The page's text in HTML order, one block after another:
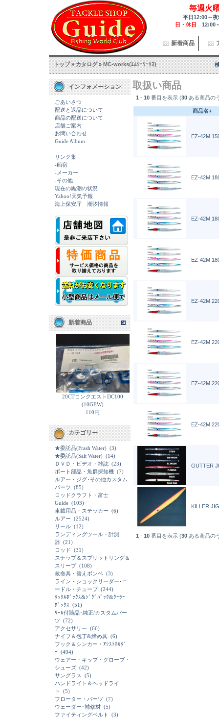
毎週火
平日12:00～
日・休日 12:00
新着商品
トップ»カタログ»MC-works(ｴﾑｼｰﾜｰｸｽ)
インフォメーション
ごあいさつ
配送と返品について
商品の配送について
店舗ご案内
お問い合わせ
Guide Album
リンク集
-船宿
-メーカー
-その他
現在の黒潮の状況
Yahoo!天気予報
海上保安庁 潮汐情報
新着商品
20CTコンクエストDC100
(10GEW)
110円
カテゴリー
★委託品(Frash Water) (3)
★委託品(Salt Water) (14)
ＤＶＤ・ビデオ・雑誌 (23)
ボート部品・魚群探知機 (7)
ルアー・ジグ･その他カスタム
パーツ (85)
ロッドクラフト・富士
Guide (103)
車載用品・ステッカー (6)
ルアー (2524)
リール (12)
ランディングツール・計測
器 (21)
ロッド (31)
スナップ＆スプリットリング＆
スリーブ (108)
救命具・替えボンベ (3)
ライン・ショックリーダー･ニ
ードル・チューブ (244)
ﾀｯｸﾙﾎﾞｯｸｽ&ｼﾞｸﾞﾊﾞｯｸ&ｸｰﾗｰ
ﾎﾞｯｸｽ (51)
ﾘｰﾙ付随品･純正/カスタムパー
ツ (72)
アクセサリー (66)
ナイフ＆包丁&締め具 (6)
フック＆シンカー・ｱｼｽﾄﾎﾙﾀﾞ
ｰ (494)
ウェアー・キップ・グローブ・
シューズ (42)
サングラス
(5)
ハンドライト＆ヘッドライ
ト
(5)
フローター・パーツ (7)
ウェーダー･補修材 (5)
ファイティングベルト
(3)
取扱い商品
1 - 10 番目を表示 (30 ある商品の
商品名+
EZ-42M
EZ-42M
EZ-42M
EZ-42M
EZ-42M
EZ-42M
EZ-42M
EZ-42M
GUTTER
KILLER
1 - 10 番目を表示 (30 ある商品の